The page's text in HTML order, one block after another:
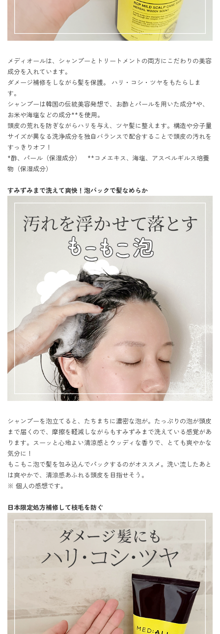
メディオールは、シャンプーとトリートメントの両方にこだわりの美容
成分を入れています。
ダメージ補修をしながら髪を保護。 ハリ・コシ・ツヤをもたらしま
す。
シャンプーは韓国の伝統美容発想で、お酢とパールを用いた成分*や、
お米や海塩などの成分**を使用。
頭皮の荒れを防ぎながらハリを与え、ツヤ髪に整えます。構造や分子量
サイズが異なる洗浄成分を独自バランスで配合することで頭皮の汚れを
すっきりオフ！
*酢、パール（保湿成分）　**コメエキス、海塩、アスペルギルス培養
物（保湿成分）
すみずみまで洗えて爽快！泡パックで髪なめらか
シャンプーを泡立てると、たちまちに濃密な泡が。たっぷりの泡が頭皮
まで届くので、摩擦を軽減しながらもすみずみまで洗えている感覚があ
ります。スーッと心地よい清涼感とウッディな香りで、とても爽やかな
気分に！
もこもこ泡で髪を包み込んでパックするのがオススメ。洗い流したあと
は爽やかで、清涼感あふれる頭皮を目指せそう。
※ 個人の感想です。
日本限定処方補修して枝毛を防ぐ